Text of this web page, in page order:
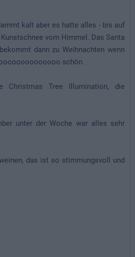
kalt aber es hatte alles - bis auf
vom Himmel. Das Santa
dann zu Weihnachten wenn
schön.
Christmas Tree Illumination, die
unter der Woche war alles sehr
das ist so stimmungsvoll und